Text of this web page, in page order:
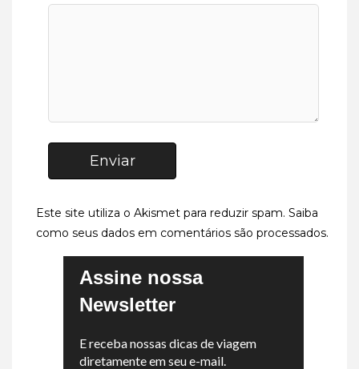
Enviar
Este site utiliza o Akismet para reduzir spam. Saiba
como seus dados em comentários são processados.
Assine nossa
Newsletter
E receba nossas dicas de viagem
diretamente em seu e-mail.